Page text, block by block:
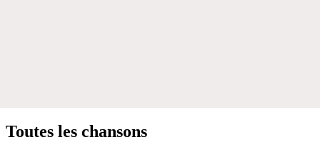
Toutes les chansons